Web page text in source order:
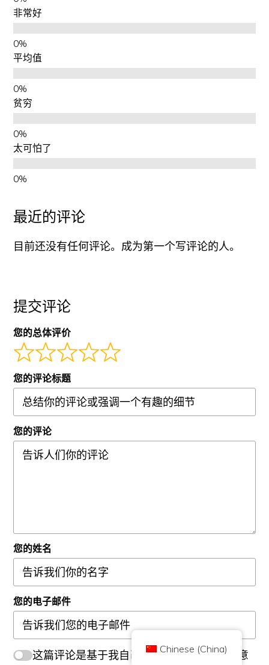
非常好
平均值
贫穷
太可怕了
最近的评论
目前还没有任何评论。成为第一个写评论的人。
提交评论
您的总体评价
您的评论标题
您的评论
您的姓名
您的电子邮件
这篇评论是基于我自己的经验，是我的真实意
内容是为了提供信息，而不是投资建议。过去的业绩并不代表未来的结果。投
资加密货币是有风险的。
加密货币不受英国金融行为监管局的监管，不受英国金融服务补偿计划的保
加密货币可能会增值，或失去部分或全部价值。资本利得税可能适用于加密货
首页 关于 隐私政策 联系我们
Chinese (China)